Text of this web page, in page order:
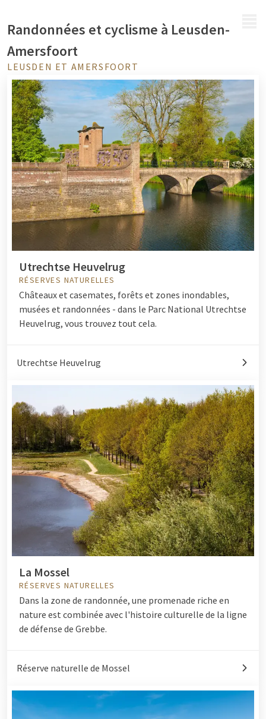
Randonnées et cyclisme à Leusden-
Amersfoort
LEUSDEN ET AMERSFOORT
Utrechtse Heuvelrug
RÉSERVES NATURELLES
Châteaux et casemates, forêts et zones inondables,
musées et randonnées - dans le Parc National Utrechtse
Heuvelrug, vous trouvez tout cela.
Utrechtse Heuvelrug
La Mossel
RÉSERVES NATURELLES
Dans la zone de randonnée, une promenade riche en
nature est combinée avec l'histoire culturelle de la ligne
de défense de Grebbe.
Réserve naturelle de Mossel